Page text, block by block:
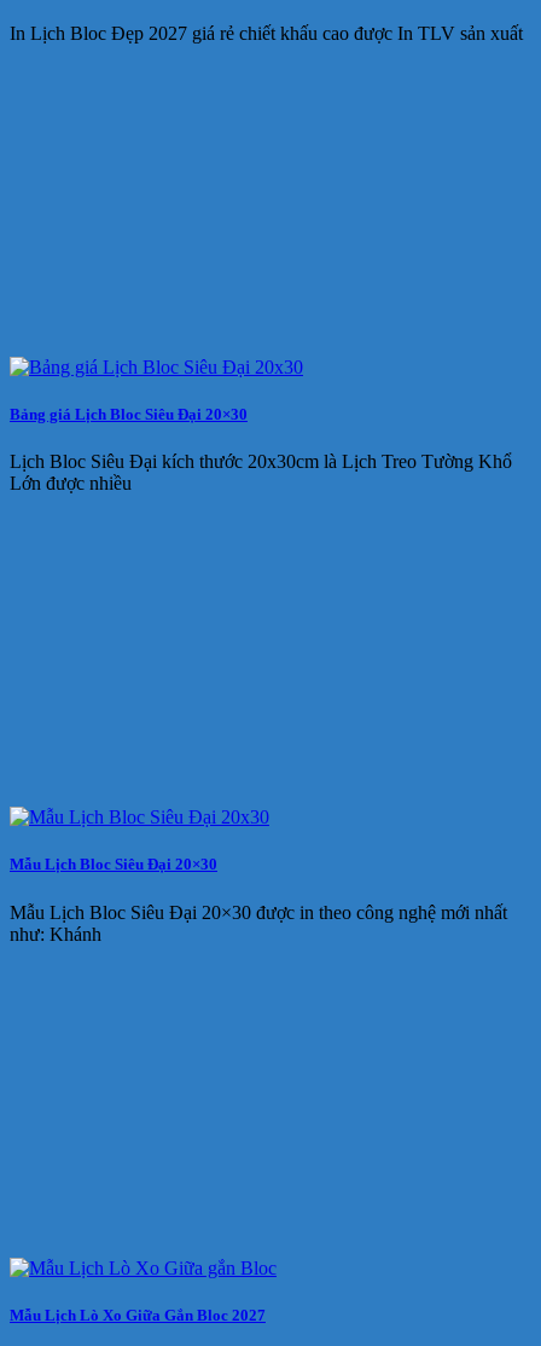
In Lịch Bloc Đẹp 2027 giá rẻ chiết khấu cao được In TLV sản xuất
Bảng giá Lịch Bloc Siêu Đại 20×30
Lịch Bloc Siêu Đại kích thước 20x30cm là Lịch Treo Tường Khổ
Lớn được nhiều
Mẫu Lịch Bloc Siêu Đại 20×30
Mẫu Lịch Bloc Siêu Đại 20×30 được in theo công nghệ mới nhất
như: Khánh
Mẫu Lịch Lò Xo Giữa Gắn Bloc 2027